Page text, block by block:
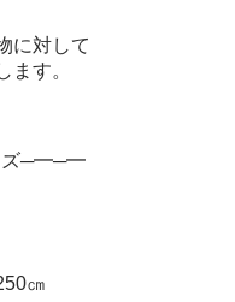
に対して
ます。
ズ─━─━
㎝